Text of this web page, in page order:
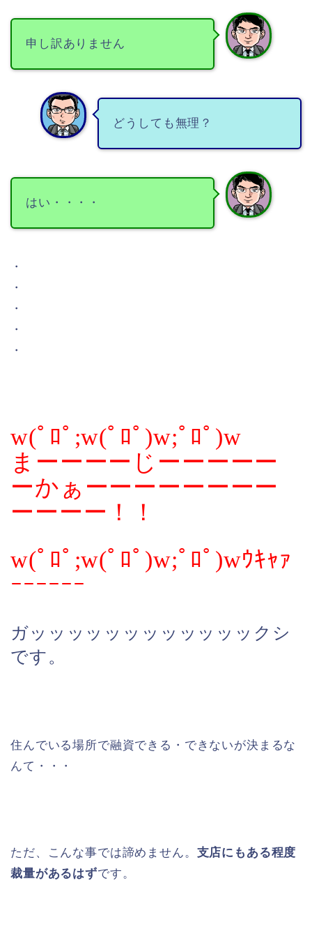
申し訳ありません
どうしても無理？
はい・・・・
・
・
・
・
・
w(ﾟﾛﾟ;w(ﾟﾛﾟ)w;ﾟﾛﾟ)w
まーーーーじーーーーー
ーかぁーーーーーーーー
ーーーー！！
w(ﾟﾛﾟ;w(ﾟﾛﾟ)w;ﾟﾛﾟ)wｳｷｬｧ
ｰｰｰｰｰｰ
ガッッッッッッッッッッッックシ
です。
住んでいる場所で融資できる・できないが決まるな
んて・・・
ただ、こんな事では諦めません。 支店にもある程度
裁量があるはずです。